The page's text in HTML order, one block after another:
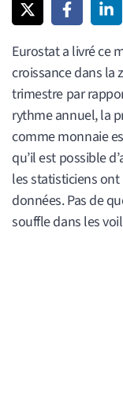
Eurostat a livré ce
croissance dans la
trimestre par
rythme annuel, la
comme monnaie
qu’il est possible
les statisticiens
données. Pas de
souffle dans les